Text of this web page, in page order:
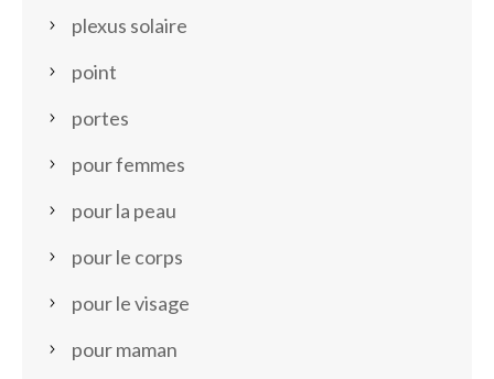
plexus solaire
point
portes
pour femmes
pour la peau
pour le corps
pour le visage
pour maman